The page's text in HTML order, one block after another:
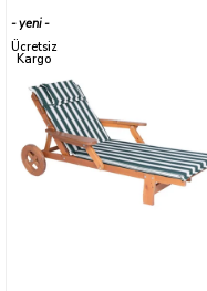
yeni
ürün
Ücretsiz
Kargo